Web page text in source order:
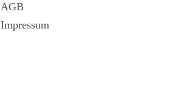
AGB
Impressum